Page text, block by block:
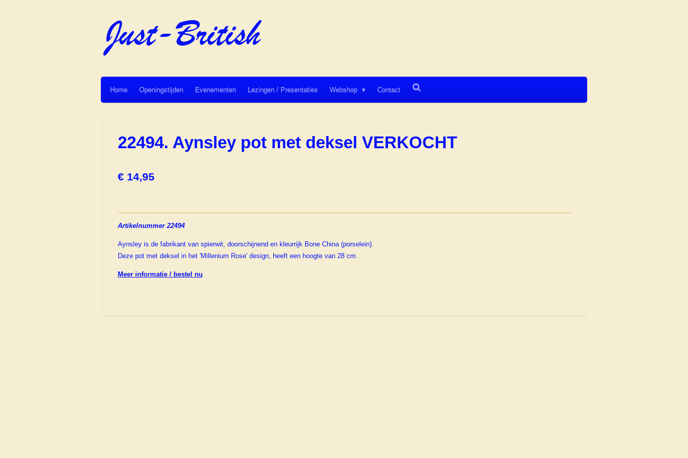
Home Openingstijden Evenementen Lezingen / Presentaties Webshop Contact
22494. Aynsley pot met deksel VERKOCHT
€ 14,95
Artikelnummer 22494
Aynsley is de fabrikant van spierwit, doorschijnend en kleurrijk Bone China (porselein).
Deze pot met deksel in het 'Millenium Rose' design, heeft een hoogte van 28 cm.
Meer informatie / bestel nu